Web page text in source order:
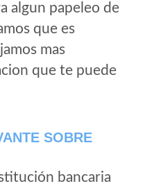
algun papeleo de
que es
mas
que te puede
SOBRE
bancaria